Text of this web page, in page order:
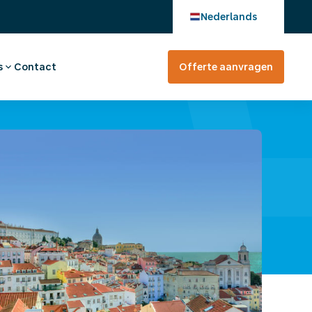
Nederlands
Contact Offerte aanvragen